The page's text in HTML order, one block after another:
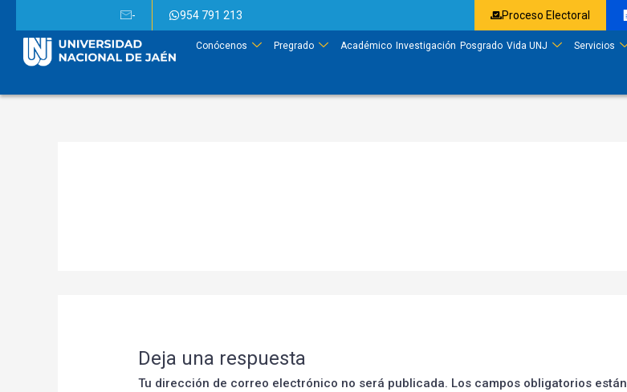
- 954 791 213 Proceso Electoral
Conócenos Pregrado Académico Investigación Posgrado Vida UNJ Servicios
Deja una respuesta
Tu dirección de correo electrónico no será publicada. Los campos obligatorios están